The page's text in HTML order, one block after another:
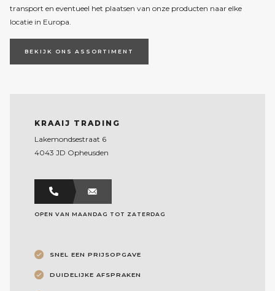
transport en eventueel het plaatsen van onze producten naar elke
locatie in Europa.
BEKIJK ONS ASSORTIMENT
KRAAIJ TRADING
Lakemondsestraat 6
4043 JD Opheusden
OPEN VAN MAANDAG TOT ZATERDAG
SNEL EEN PRIJSOPGAVE
DUIDELIJKE AFSPRAKEN